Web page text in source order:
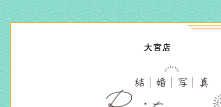
大宮店